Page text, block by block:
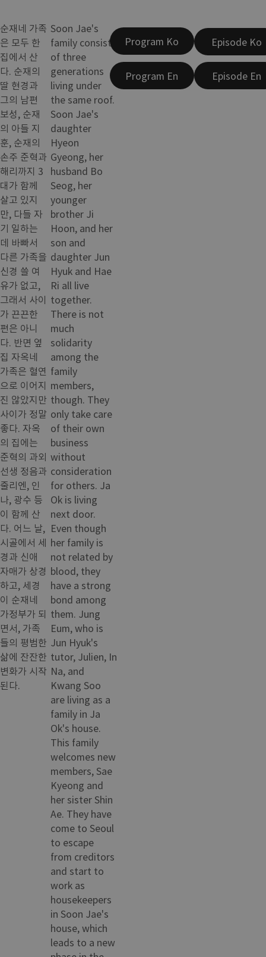
순재네 가족
은 모두 한
집에서 산
다. 순재의
딸 현경과
그의 남편
보성, 순재
의 아들 지
훈, 순재의
손주 준혁과
해리까지 3
대가 함께
살고 있지
만, 다들 자
기 일하는
데 바빠서
다른 가족을
신경 쓸 여
유가 없고,
그래서 사이
가 끈끈한
편은 아니
다. 반면 옆
집 자옥네
가족은 혈연
으로 이어지
진 않았지만
사이가 정말
좋다. 자옥
의 집에는
준혁의 과외
선생 정음과
줄리엔, 인
나, 광수 등
이 함께 산
다. 어느 날,
시골에서 세
경과 신애
자매가 상경
하고, 세경
이 순재네
가정부가 되
면서, 가족
들의 평범한
삶에 잔잔한
변화가 시작
된다.
Soon Jae's
family consists
of three
generations
living under
the same roof.
Soon Jae's
daughter
Hyeon
Gyeong, her
husband Bo
Seog, her
younger
brother Ji
Hoon, and her
son and
daughter Jun
Hyuk and Hae
Ri all live
together.
There is not
much
solidarity
among the
family
members,
though. They
only take care
of their own
business
without
consideration
for others. Ja
Ok is living
next door.
Even though
her family is
not related by
blood, they
have a strong
bond among
them. Jung
Eum, who is
Jun Hyuk's
tutor, Julien, In
Na, and
Kwang Soo
are living as a
family in Ja
Ok's house.
This family
welcomes new
members, Sae
Kyeong and
her sister Shin
Ae. They have
come to Seoul
to escape
from creditors
and start to
work as
housekeepers
in Soon Jae's
house, which
leads to a new
Program Ko
Program En
Episode Ko
Episode En